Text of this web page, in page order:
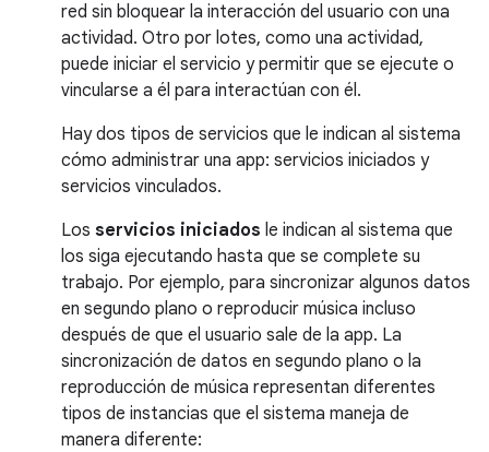
red sin bloquear la interacción del usuario con una
actividad. Otro por lotes, como una actividad,
puede iniciar el servicio y permitir que se ejecute o
vincularse a él para interactúan con él.
Hay dos tipos de servicios que le indican al sistema
cómo administrar una app: servicios iniciados y
servicios vinculados.
Los servicios iniciados le indican al sistema que
los siga ejecutando hasta que se complete su
trabajo. Por ejemplo, para sincronizar algunos datos
en segundo plano o reproducir música incluso
después de que el usuario sale de la app. La
sincronización de datos en segundo plano o la
reproducción de música representan diferentes
tipos de instancias que el sistema maneja de
manera diferente: